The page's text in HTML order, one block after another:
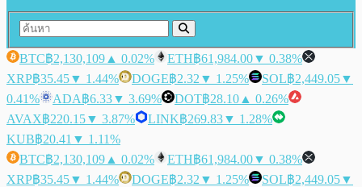
BTC฿2,130,109 ▲ 0.02% ETH฿61,984.00▼ 0.38%
XRP฿35.45▼ 1.44% DOGE฿2.32 ▼ 1.25% SOL฿2,449.05▼
0.41%
ADA฿6.33▼ 3.69% DOT฿28.10 ▲ 0.26%
AVAX฿220.15▼ 3.87% LINK฿269.83▼ 1.28%
KUB฿20.41 ▼ 1.11%
BTC฿2,130,109 ▲ 0.02% ETH฿61,984.00▼ 0.38%
XRP฿35.45▼ 1.44% DOGE฿2.32 ▼ 1.25% SOL฿2,449.05▼